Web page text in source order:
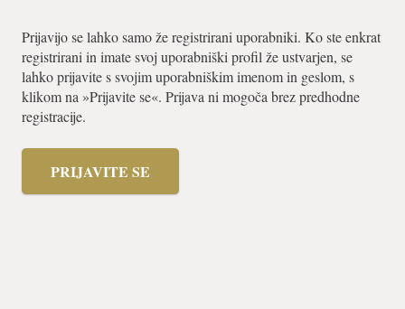
Prijavijo se lahko samo že registrirani uporabniki. Ko ste enkrat
registrirani in imate svoj uporabniški profil že ustvarjen, se
lahko prijavite s svojim uporabniškim imenom in geslom, s
klikom na »Prijavite se«. Prijava ni mogoča brez predhodne
registracije.
PRIJAVITE SE